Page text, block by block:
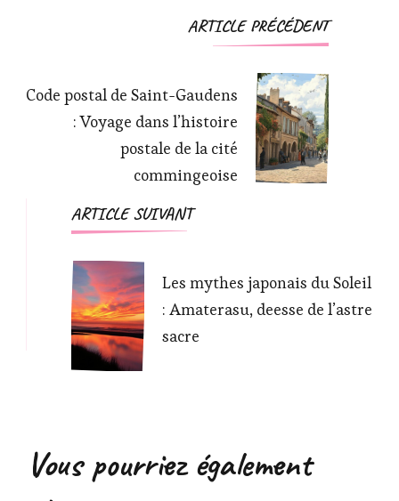
Navigation
ARTICLE PRÉCÉDENT
Code postal de Saint-Gaudens
: Voyage dans l’histoire
postale de la cité
commingeoise
ARTICLE SUIVANT
Les mythes japonais du Soleil
: Amaterasu, deesse de l’astre
sacre
Vous pourriez également